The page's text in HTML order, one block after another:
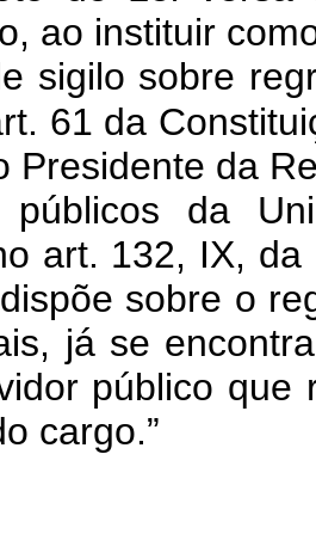
ao instituir
sigilo sobre
61 da
Presidente da
públicos da
art. 132, IX, da
sobre o
já se
público que
cargo.”